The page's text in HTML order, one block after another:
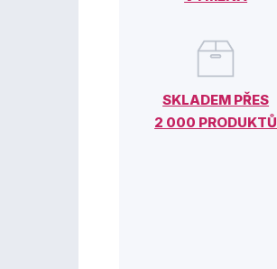
SKLADEM PŘES
2 000 PRODUKTŮ